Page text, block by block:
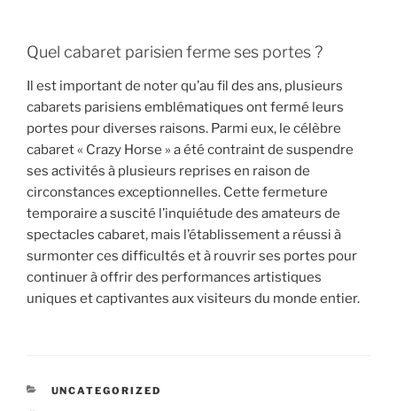
Quel cabaret parisien ferme ses portes ?
Il est important de noter qu’au fil des ans, plusieurs
cabarets parisiens emblématiques ont fermé leurs
portes pour diverses raisons. Parmi eux, le célèbre
cabaret « Crazy Horse » a été contraint de suspendre
ses activités à plusieurs reprises en raison de
circonstances exceptionnelles. Cette fermeture
temporaire a suscité l’inquiétude des amateurs de
spectacles cabaret, mais l’établissement a réussi à
surmonter ces difficultés et à rouvrir ses portes pour
continuer à offrir des performances artistiques
uniques et captivantes aux visiteurs du monde entier.
CATÉGORIES
UNCATEGORIZED